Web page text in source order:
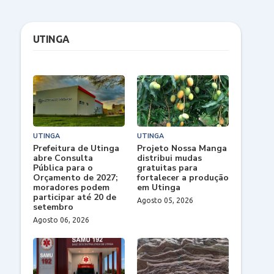
UTINGA
UTINGA
Prefeitura de Utinga
abre Consulta
Pública para o
Orçamento de 2027;
moradores podem
participar até 20 de
setembro
Agosto 06, 2026
UTINGA
Projeto Nossa Manga
distribui mudas
gratuitas para
fortalecer a produção
em Utinga
Agosto 05, 2026